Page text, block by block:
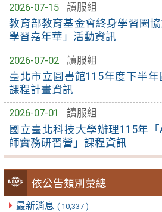
2026-07-15
讀服組
教育部教育基金會終身學習圈
學習嘉年華」活動資訊
2026-07-02
讀服組
臺北市立圖書館115年度下半
課程計畫資訊
2026-07-01
讀服組
國立臺北科技大學辦理115年
師實務研習營」課程資訊
依公告類別彙總
最新消息 ( 10,337 )